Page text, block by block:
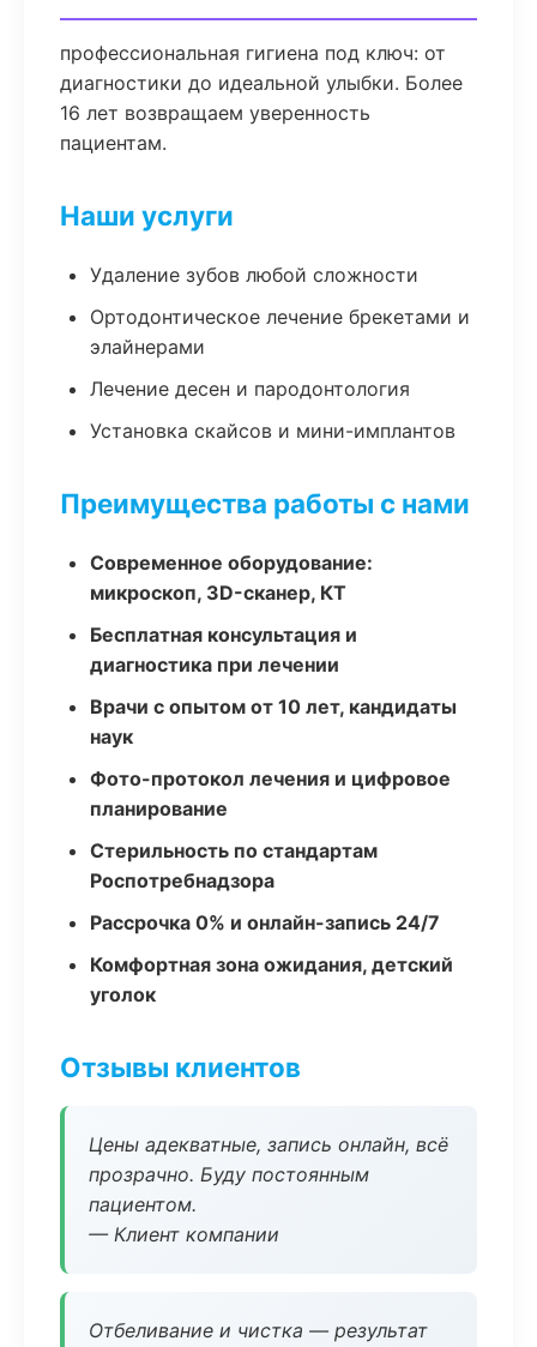
профессиональная гигиена под ключ: от
диагностики до идеальной улыбки. Более
16 лет возвращаем уверенность
пациентам.
Наши услуги
Удаление зубов любой сложности
Ортодонтическое лечение брекетами и
элайнерами
Лечение десен и пародонтология
Установка скайсов и мини-имплантов
Преимущества работы с нами
Современное оборудование:
микроскоп, 3D-сканер, КТ
Бесплатная консультация и
диагностика при лечении
Врачи с опытом от 10 лет, кандидаты
наук
Фото-протокол лечения и цифровое
планирование
Стерильность по стандартам
Роспотребнадзора
Рассрочка 0% и онлайн-запись 24/7
Комфортная зона ожидания, детский
уголок
Отзывы клиентов
Цены адекватные, запись онлайн, всё
прозрачно. Буду постоянным
пациентом.
— Клиент компании
Отбеливание и чистка — результат